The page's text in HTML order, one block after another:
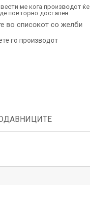
ме кога производот ќе
повторно достапен
во списокот со желби
го производот